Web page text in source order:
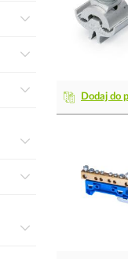
Dodaj do